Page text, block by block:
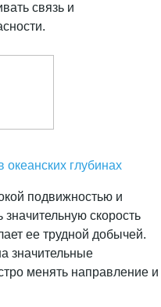
связь и
глубинах
подвижностью и
скорость
ее трудной добычей.
значительные
менять направление и